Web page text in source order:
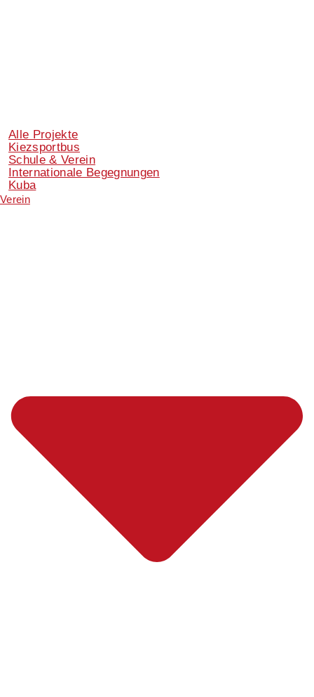
Alle Projekte
Kiezsportbus
Schule & Verein
Internationale Begegnungen
Kuba
Verein